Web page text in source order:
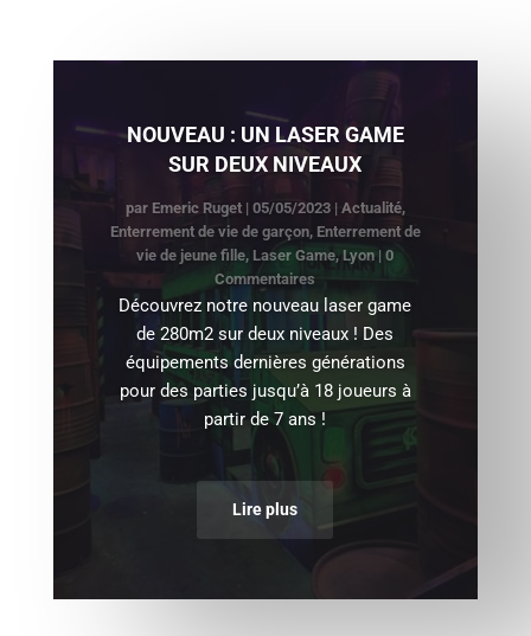
NOUVEAU : UN LASER GAME
SUR DEUX NIVEAUX
par Emeric Ruget| 05/05/2023| Actualité,
Enterrement de vie de garçon, Enterrement de
vie de jeune fille, Laser Game, Lyon| 0
Commentaires
Découvrez notre nouveau laser game
de 280m2 sur deux niveaux ! Des
équipements dernières générations
pour des parties jusqu’à 18 joueurs à
partir de 7 ans !
Lire plus